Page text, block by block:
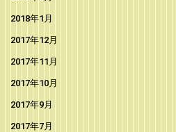
2018年1月
2017年12月
2017年11月
2017年10月
2017年9月
2017年7月